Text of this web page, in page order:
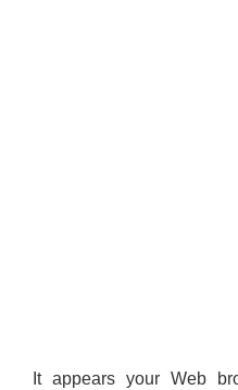
It appears your Web